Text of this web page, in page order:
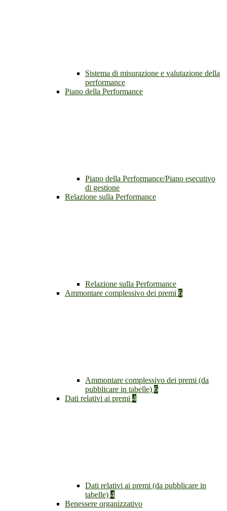
Sistema di misurazione e valutazione della
performance
Piano della Performance
Piano della Performance/Piano esecutivo
di gestione
Relazione sulla Performance
Relazione sulla Performance
Ammontare complessivo dei premi 6
Ammontare complessivo dei premi (da
pubblicare in tabelle) 6
Dati relativi ai premi 4
Dati relativi ai premi (da pubblicare in
tabelle) 4
Benessere organizzativo